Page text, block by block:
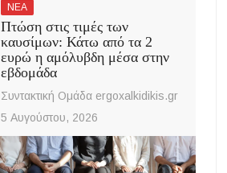
ΝΕΑ
Πτώση στις τιμές των
καυσίμων: Κάτω από τα 2
ευρώ η αμόλυβδη μέσα στην
εβδομάδα
Συντακτική Ομάδα ergoxalkidikis.gr
5 Αυγούστου, 2026